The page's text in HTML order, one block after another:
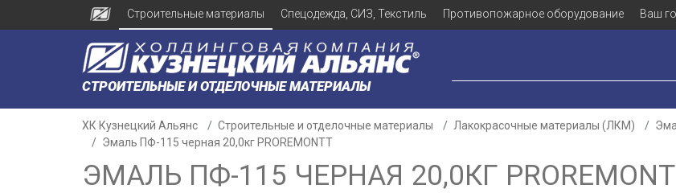
Строительные материалы Спецодежда, СИЗ, Текстиль Противопожарное оборудование Ваш
СТРОИТЕЛЬНЫЕ И ОТДЕЛОЧНЫЕ МАТЕРИАЛЫ
ХК Кузнецкий Альянс Строительные и отделочные материалы Лакокрасочные материалы (ЛКМ)
Эмаль ПФ-115 черная 20,0кг PROREMONTT
ЭМАЛЬ ПФ-115 ЧЕРНАЯ 20,0КГ